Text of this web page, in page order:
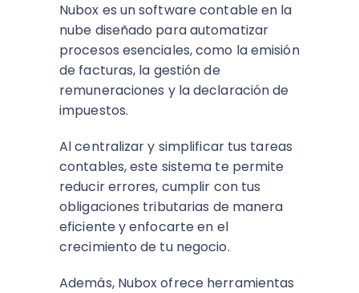
Nubox es un software contable en la
nube diseñado para automatizar
procesos esenciales, como la emisión
de facturas, la gestión de
remuneraciones y la declaración de
impuestos.
Al centralizar y simplificar tus tareas
contables, este sistema te permite
reducir errores, cumplir con tus
obligaciones tributarias de manera
eficiente y enfocarte en el
crecimiento de tu negocio.
Además, Nubox ofrece herramientas